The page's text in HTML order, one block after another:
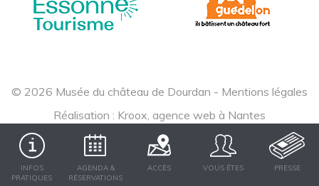
INFOS
PRATIQUES
AGENDA &
RÉSERVATIONS
ACCÈS VOUS ÊTES PRESSE
© 2026 Musée du château de Dourdan - Mentions légales
Réalisation : Kroox, agence web à Nantes